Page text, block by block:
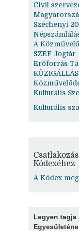
Civil
Széchenyi
A
SZEF Jogtár
Erőforrás
KÖZIGÁLLÁS
Kulturális
Kulturális
Kódexéhez
A Kódex
Legyen tagja